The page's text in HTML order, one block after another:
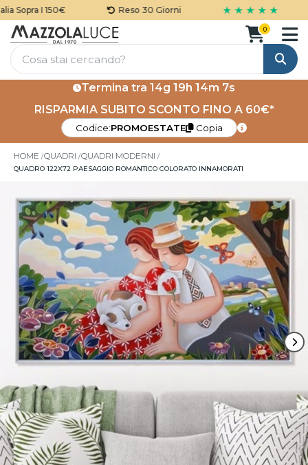
Sopra I 150€ Reso 30 Giorni ★ ★ ★ ★ ★
Cerca
0
Termina tra 14g 19h 14m 6s
RISPARMIA SUBITO SCONTO FINO A 60€*
Codice:PROMOESTATE Copia
HOME QUADRI QUADRI MODERNI
QUADRO 122X72 PAESAGGIO ROMANTICO COLORATO INNAMORATI